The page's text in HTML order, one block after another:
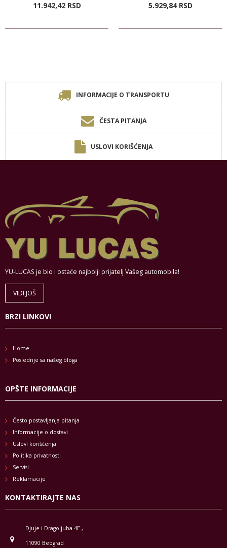
11.942,42 RSD 5.929,84 RSD
INFORMACIJE O TRANSPORTU
ČESTA PITANJA
USLOVI KORIŠĆENJA
YU-LUCAS je bio i ostaće najbolji prijatelj Vašeg automobila!
VIDI JOŠ
BRZI LINKOVI
Home
Poslednje sa našeg bloga
OPŠTE INFORMACIJE
Često postavljanja pitanja
Informacije o dostavi
Uslovi korišćenja
Politika privatnosti
Servisi
Reklamacije
KONTAKTIRAJTE NAS
Djuje i Dragoljuba 4E ,
11090 Beograd